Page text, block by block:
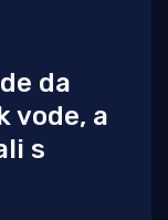
da
vode, a
s